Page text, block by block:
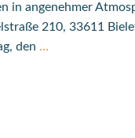
angenehmer
210, 33611
den …